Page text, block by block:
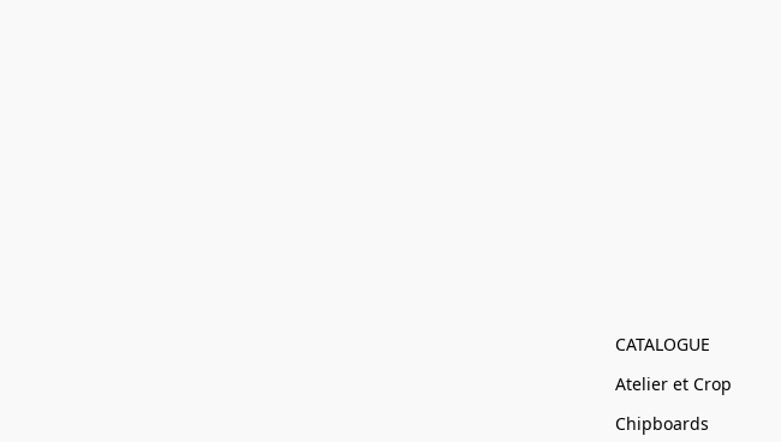
CATALOGUE
Atelier et Crop
Chipboards